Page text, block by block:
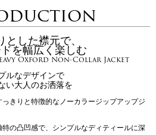
とした襟元で、
を幅広く楽しむ
Oxford Non-Collar Jacket
ルなデザインで
い大人のお洒落を
きりと特徴的なノーカラージップアップジ
の凸凹感で、シンプルなディティールに深